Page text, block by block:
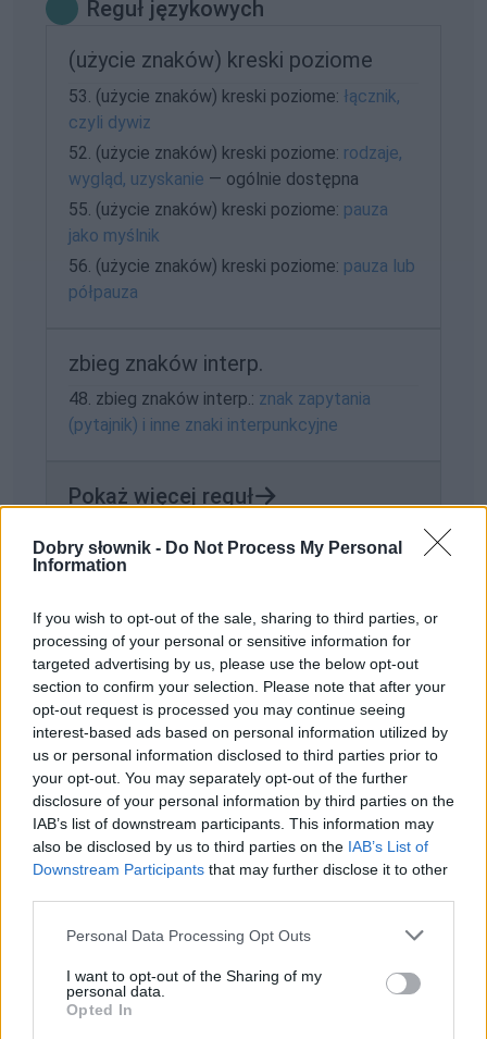
Dobry słownik - Do Not Process My Personal
Information
If you wish to opt-out of the sale, sharing to third parties, or
processing of your personal or sensitive information for
targeted advertising by us, please use the below opt-out
section to confirm your selection. Please note that after your
opt-out request is processed you may continue seeing
interest-based ads based on personal information utilized by
us or personal information disclosed to third parties prior to
your opt-out. You may separately opt-out of the further
disclosure of your personal information by third parties on the
IAB’s list of downstream participants. This information may
also be disclosed by us to third parties on the IAB’s List of
Downstream Participants that may further disclose it to other
Please note that this website/app uses one or more Google
not limited to your visit or usage behaviour. You may click to
grant or deny consent to Google and its third-party tags to
use your data for below specified purposes in below Google
Personal Data Processing Opt Outs
I want to opt-out of the Sharing of my
personal data.
Opted In
Reguł językowych
(użycie znaków) kreski poziome
53. (użycie znaków) kreski poziome: łącznik,
czyli dywiz
52. (użycie znaków) kreski poziome: rodzaje,
wygląd, uzyskanie — ogólnie dostępna
55. (użycie znaków) kreski poziome: pauza
jako myślnik
56. (użycie znaków) kreski poziome: pauza lub
półpauza
zbieg znaków interp.
48. zbieg znaków interp.: znak zapytania
(pytajnik) i inne znaki interpunkcyjne
Pokaż więcej reguł
Słownika poprawnej polszczyzny
Czy stawiać przecinek przedjeżeliw...jeżeli
nie..., to...?
Czy stawiać przecinek przedrógprzy
podawaniu lokalizacji?
Czy można stosować dywiz? — Cała prawda o
pisowni przedrostkapost-
Czy stawiać przecinek?
Czy stawiać przecinek w
taki jak
Pokaż więcej artykułów